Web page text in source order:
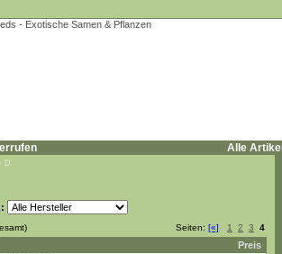
Alle Artikel
D
Seiten: [«] 1 2 3 4
Preis